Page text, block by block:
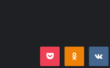
VKontakte
Odnoklassniki
Pocket